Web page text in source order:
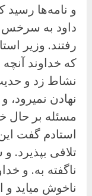
و نامه‌ها
داود به سرخس
رفتند. وزیر
که خداوند
نشاط زد و
نهادن
مسئله بر
استادم گفت
تلافی
ناگفته به. و
ناخوش میاید و